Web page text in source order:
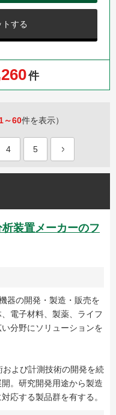
する
260件
～60件を表示）
4 5
析装置メーカーのフ
器の開発・製造・販売を
電子材料、製薬、ライフ
分野にソリューションを
よび計測技術の開発を続
。研究開発用途から製造
応する製品群を有する。